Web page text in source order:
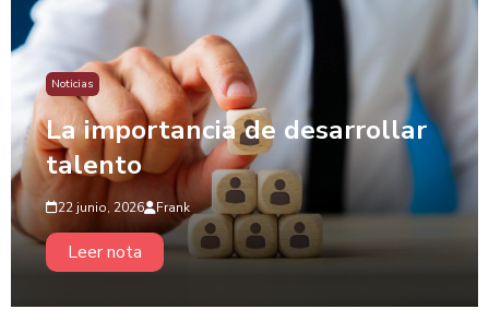
Noticias
La importancia de desarrollar
talento
22 junio, 2026 Frank
Leer nota